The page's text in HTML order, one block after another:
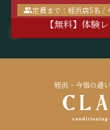
定員まで：姪浜店5名 /
【無料】体験
姪浜・今宿の通